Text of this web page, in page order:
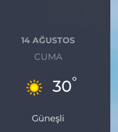
14 AĞUSTOS
CUMA
30°
Güneşli